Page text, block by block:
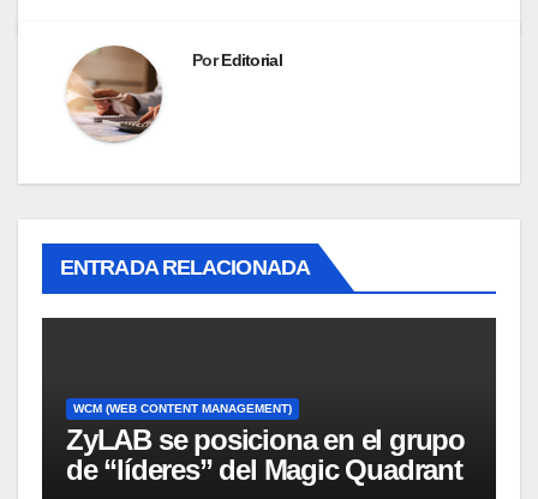
PorEditorial
ENTRADA RELACIONADA
WCM (WEB CONTENT MANAGEMENT)
ZyLAB se posiciona en el grupo
de “líderes” del Magic Quadrant